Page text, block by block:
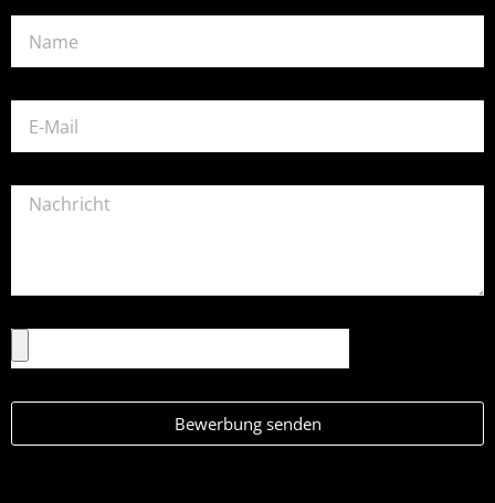
Bewerbung senden